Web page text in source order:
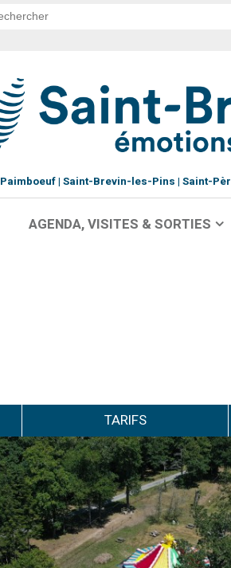
Paimboeuf Saint-Brevin-les-Pins Saint-
AGENDA, VISITES & SORTIES
TARIFS